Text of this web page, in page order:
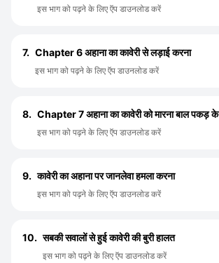
इस भाग को पढ़ने के लिए ऍप डाउनलोड करें
7. Chapter 6 अहाना का कावेरी से लड़ाई करना
इस भाग को पढ़ने के लिए ऍप डाउनलोड करें
8. Chapter 7 अहाना का कावेरी को मारना बाल पकड़ के
इस भाग को पढ़ने के लिए ऍप डाउनलोड करें
9. कावेरी का अहाना पर जानलेवा हमला करना
इस भाग को पढ़ने के लिए ऍप डाउनलोड करें
10. सबकी सवालों से हुई कावेरी की बुरी हालत
इस भाग को पढ़ने के लिए ऍप डाउनलोड करें